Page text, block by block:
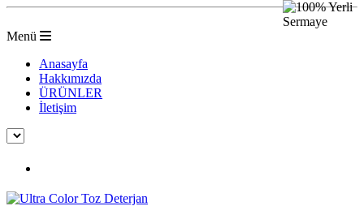
Menü
Anasayfa
Hakkımızda
ÜRÜNLER
İletişim